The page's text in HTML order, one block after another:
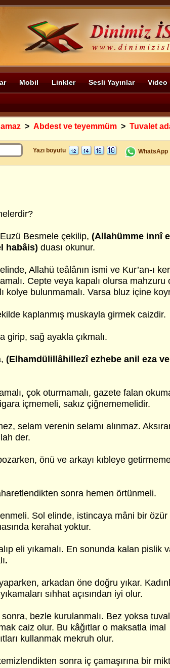
Mobil Linkler Sesli Yayınlar Video
> Abdest ve teyemmüm > Tuvalet
Yazı boyutu WhatsApp
Besmele çekilip, (Allahümme innî
habâis) duası okunur.
Allahü teâlânın ismi ve Kur’an-ı
Cepte veya kapalı olursa mahzuru
kolye bulunmamalı. Varsa bluz içine
kaplanmış muskayla girmek caizdir.
girip, sağ ayakla çıkmalı.
(Elhamdülillâhillezî ezhebe anil eza
çok oturmamalı, gazete falan
içmemeli, sakız çiğnememelidir.
selam verenin selamı alınmaz.
der.
önü ve arkayı kıbleye
sonra hemen örtünmeli.
Sol elinde, istincaya mâni bir özür
kerahat yoktur.
eli yıkamalı. En sonunda kalan pislik
.
arkadan öne doğru yıkar.
sıhhat açısından iyi olur.
bezle kurulanmalı. Bez yoksa
caiz olur. Bu kâğıtlar o maksatla imal
kullanmak mekruh olur.
sonra iç çamaşırına bir